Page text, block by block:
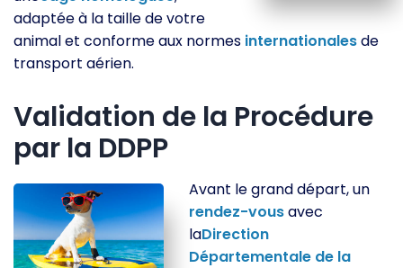
adaptée à la taille de votre
animal et conforme aux normes internationalesde
transport aérien.
Validation de la Procédure
par la DDPP
Avant le grand départ, un
rendez-vousavec
laDirection
Départementale de la